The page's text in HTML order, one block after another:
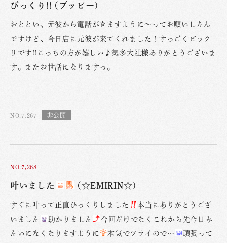
びっくり!! (ブッピー)
おととい、元彼から電話がきますように〜ってお願いしたん
ですけど、今日店に元彼が来てくれました！すっごくビック
リです!!こっちの方が嬉しい♪気多大社様ありがとうございま
す。またお世話になりますっ。
NO.7,267
NO.7,268
叶いました (☆EMIRIN☆)
すぐに叶って正直ひっくりしました
本当にありがとうござ
いました
助かりました
今回だけでなくこれから先今日み
たいになくなりますように
本気でツライので…
頑張って